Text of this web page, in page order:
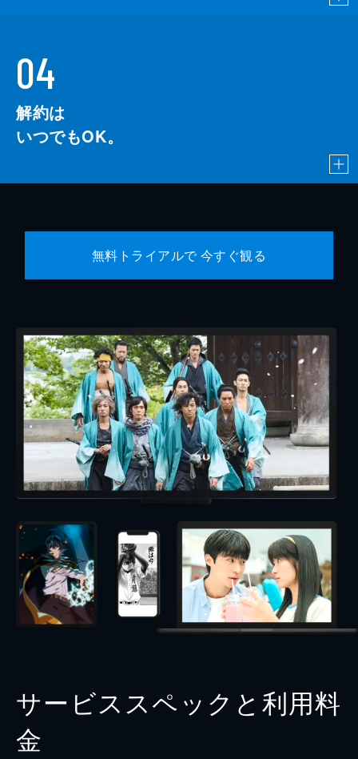
04
解約は
いつでもOK。
無料トライアルで 今すぐ観る
サービススペックと利用料
金